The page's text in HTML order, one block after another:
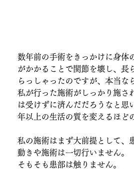
数年前の手術をきっかけに身体
がかかることで関節を壊し、長
らっしゃったのですが、本当な
私が行った施術がしっかり施さ
は受けずに済んだだろうなと思
年以上の生活の質を変えるほど
私の施術はまず大前提として、
動きや施術は一切行いません。
そもそも患部は触りません。